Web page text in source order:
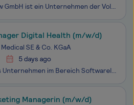
Die purpleview GmbH ist ein Unternehmen der Volaris-Gruppe und entwickelt mit dem empathy Online Bürgerbüro Software für digitale Bürgerkommunikation in der öffentlichen Verwaltung. Wir unterstützen Kommunen dabei, Bürgerservice, Beratung und fallabschließende Online-Sachbearbeitung digital, praxist
Digital Health (m/w/d)
SE & Co. KGaA
5 days ago
Als führendes Unternehmen im Bereich Softwarelösungen für das Gesundheitswesen sind wir in 19 Ländern tätig und beschäftigen fast 9.000 engagierte Mitarbeitende. Du wirst in einem dynamischen und innovativen Umfeld arbeiten, das voller Möglichkeiten steckt. Mit Deinem Einsatz und Deiner Leidenschaft
Managerin (m/w/d)